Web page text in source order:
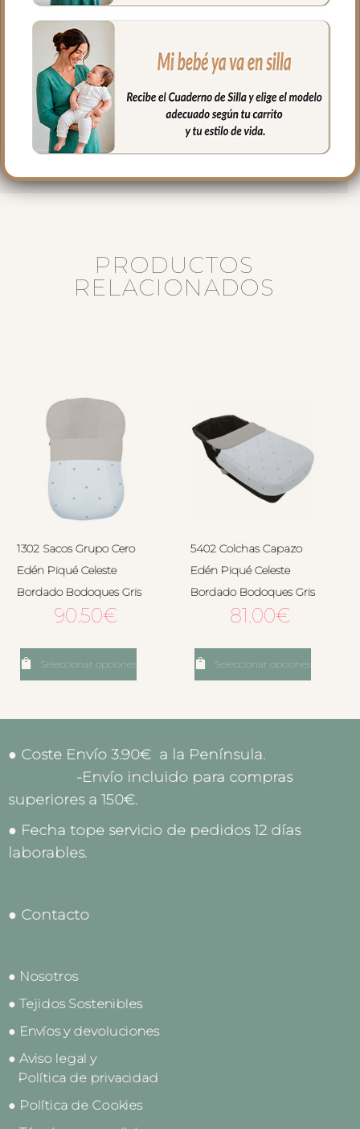
Puedes lavar a mano o en lavadora,
siempre agua fría, jabones no abrasivos y
secado al natural.
Medidas:
Largo: 76 cm
Alto 23 cm
Ancho 32 cm
PRODUCTOS
RELACIONADOS
1302 Sacos Grupo Cero
Edén Piqué Celeste
Bordado Bodoques Gris
90.50€
Seleccionar opciones
5402 Colchas Capazo
Edén Piqué Celeste
Bordado Bodoques Gris
81.00€
Seleccionar opciones
● Coste Envío 3.90€ a la Península.
-Envío incluido para compras
superiores a 150€.
● Fecha tope servicio de pedidos 12 días
laborables.
● Contacto
● Nosotros
● Tejidos Sostenibles
● Envíos y devoluciones
● Aviso legal y
Política de privacidad
● Política de Cookies